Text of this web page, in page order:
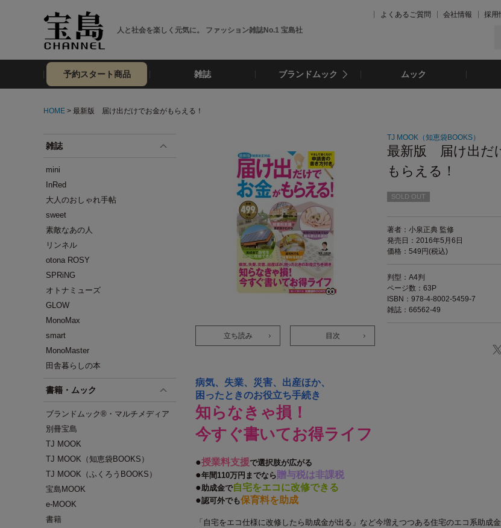
人と社会を楽しく元気に。 ファッション雑誌No.1 宝島社
よくあるご質問 会社情報 採用
予約スタート商品 雑誌 ブランドムック ムック
HOME > 最新版 届け出だけでお金がもらえる！
雑誌
mini
InRed
大人のおしゃれ手帖
sweet
素敵なあの人
リンネル
otona ROSY
SPRiNG
オトナミューズ
GLOW
MonoMax
smart
MonoMaster
田舎暮らしの本
書籍・ムック
ブランドムック®・マルチメディア
別冊宝島
TJ MOOK
TJ MOOK（知恵袋BOOKS）
TJ MOOK（ふくろうBOOKS）
宝島MOOK
e-MOOK
書籍
立ち読み 目次
TJ MOOK（知恵袋BOOKS）
最新版 届け出だ
もらえる！
SOLD OUT
著者：小泉正典 監修
発売日：2016年5月6日
価格：549円(税込)
判型：A4判
ページ数：63P
ISBN：978-4-8002-5459-7
雑誌：66562-49
病気、失業、災害、出産ほか、
困ったときのお役立ち手続き
知らなきゃ損！
今すぐ書いてお得ライフ
●授業料支援で選択肢が広がる
●年間110万円までなら 贈与税は非課税
●助成金で自宅をエコに改修できる
●認可外でも保育料を助成
「自宅をエコ仕様に改修したら助成金が出る」など今増えつつある住宅のエコ系助成